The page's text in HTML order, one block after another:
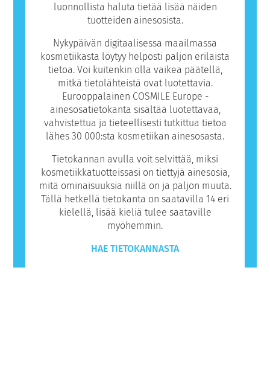
luonnollista haluta tietää lisää näiden
tuotteiden ainesosista.
Nykypäivän digitaalisessa maailmassa
kosmetiikasta löytyy helposti paljon erilaista
tietoa. Voi kuitenkin olla vaikea päätellä,
mitkä tietolähteistä ovat luotettavia.
Eurooppalainen COSMILE Europe -
ainesosatietokanta sisältää luotettavaa,
vahvistettua ja tieteellisesti tutkittua tietoa
lähes 30 000:sta kosmetiikan ainesosasta.
Tietokannan avulla voit selvittää, miksi
kosmetiikkatuotteissasi on tiettyjä ainesosia,
mitä ominaisuuksia niillä on ja paljon muuta.
Tällä hetkellä tietokanta on saatavilla 14 eri
kielellä, lisää kieliä tulee saataville
myöhemmin.
HAE TIETOKANNASTA